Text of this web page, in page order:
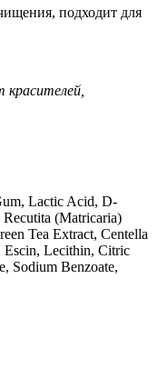
подходит для
красителей,
Lactic Acid, D-
(Matricaria)
Tea Extract, Centella
Escin, Lecithin, Citric
Sodium Benzoate,